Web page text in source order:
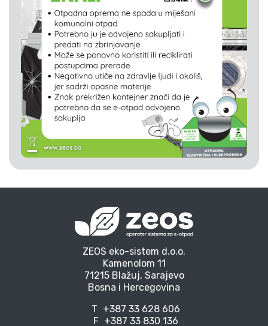
ZEOS eko-sistem d.o.o.
Kamenolom 11
71215 Blažuj, Sarajevo
Bosna i Hercegovina
T +387 33 628 606
F +387 33 830 136